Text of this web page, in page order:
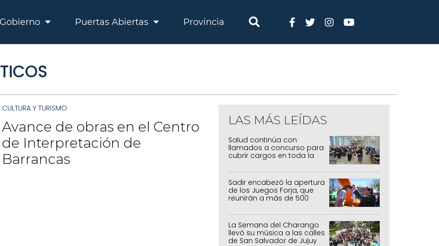
Gobierno Puertas Abiertas Provincia
CULTURA Y TURISMO
Avance de obras en el Centro
de Interpretación de
Barrancas
LAS MÁS LEÍDAS
Salud continúa con
llamados a concurso para
cubrir cargos en toda la
Sadir encabezó la apertura
de los Juegos Forja, que
reunirán a más de 500
La Semana del Charango
llevó su música a las calles
de San Salvador de Jujuy